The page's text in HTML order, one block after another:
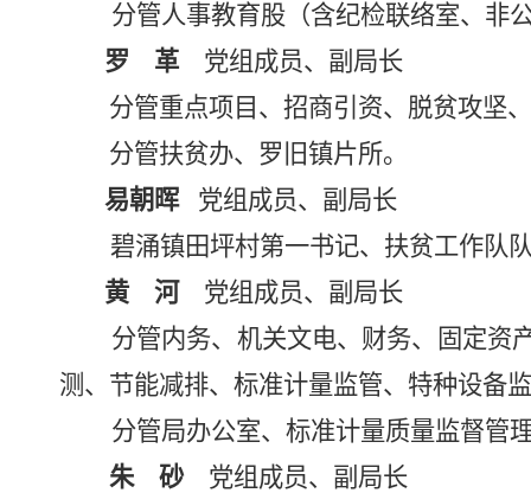
分管人事教育股（含纪检联络室、非
罗 革 党组成员、副局长
分管重点项目、招商引资、脱贫攻坚
分管扶贫办、罗旧镇片所。
易朝晖
党组成员、副局长
碧涌镇田坪村第一书记、扶贫工作队
黄 河党组成员、副局长
分管内务、机关文电、财务、固定资
测、节能减排、标准计量监管、特种设备
分管局办公室、标准计量质量监督管
朱 砂党组成员、副局长